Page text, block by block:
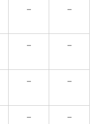
－ －
－ －
－ －
－ －